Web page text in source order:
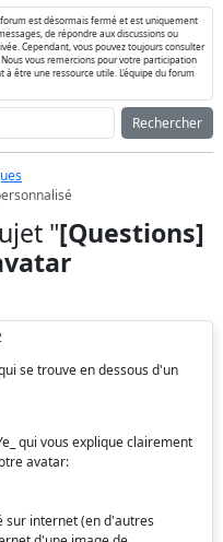
forum est désormais fermé et est uniquement
de répondre aux discussions ou
Cependant, vous pouvez toujours consulter
vous remercions pour votre participation
à être une ressource utile. L'équipe du forum
Rechercher
"[Questions]
se trouve en dessous d'un
qui vous explique clairement
avatar:
sur internet (en d'autres